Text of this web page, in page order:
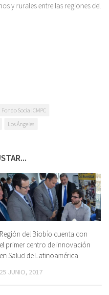
y rurales entre las regiones del
Fondo Social CMPC
Los Ángeles
Región del Biobío cuenta con
el primer centro de innovación
en Salud de Latinoamérica
25 JUNIO, 2017